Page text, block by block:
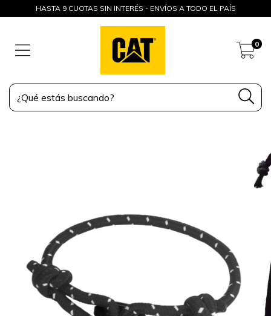
HASTA 9 CUOTAS SIN INTERÉS - ENVÍOS A TODO EL PAÍS
0